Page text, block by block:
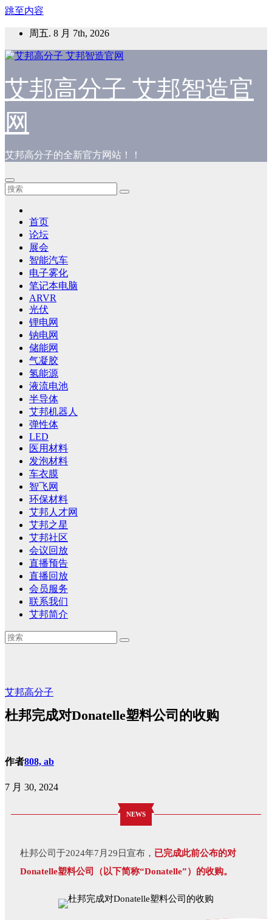
跳至内容
周五. 8 月 7th, 2026
艾邦高分子 艾邦智造官
网
艾邦高分子的全新官方网站！！
首页
论坛
展会
智能汽车
电子雾化
笔记本电脑
ARVR
光伏
锂电网
钠电网
储能网
气凝胶
氢能源
液流电池
半导体
艾邦机器人
弹性体
LED
医用材料
发泡材料
车衣膜
智飞网
环保材料
艾邦人才网
艾邦之星
艾邦社区
会议回放
直播预告
直播回放
会员服务
联系我们
艾邦简介
艾邦高分子
杜邦完成对Donatelle塑料公司的收购
作者808, ab
7 月 30, 2024
NEWS
杜邦公司于2024年7月29日宣布， 已完成此前公布的对
Donatelle塑料公司（以下简称“Donatelle”）的收购。